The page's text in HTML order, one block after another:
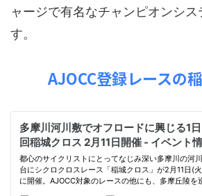
ャージで有名なチャンピオンシ
す。
AJOCC登録レースの